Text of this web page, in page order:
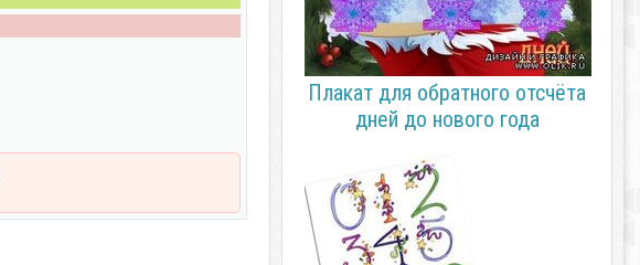
Плакат для обратного отсчёта
дней до нового года